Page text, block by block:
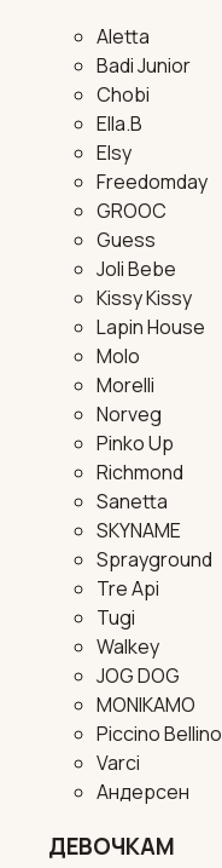
Aletta
Badi Junior
Chobi
Ella.B
Elsy
Freedomday
GROOC
Guess
Joli Bebe
Kissy Kissy
Lapin House
Molo
Morelli
Norveg
Pinko Up
Richmond
Sanetta
SKYNAME
Sprayground
Tre Api
Tugi
Walkey
JOG DOG
MONIKAMO
Piccino Bellino
Varci
Андерсен
ДЕВОЧКАМ